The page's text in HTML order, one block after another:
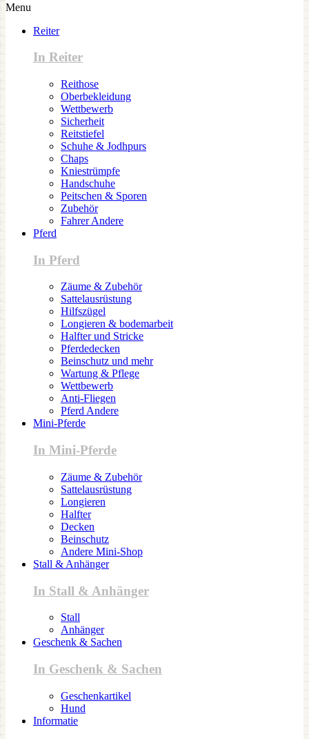
Menu
Reiter
In Reiter
Reithose
Oberbekleidung
Wettbewerb
Sicherheit
Reitstiefel
Schuhe & Jodhpurs
Chaps
Kniestrümpfe
Handschuhe
Peitschen & Sporen
Zubehör
Fahrer Andere
Pferd
In Pferd
Zäume & Zubehör
Sattelausrüstung
Hilfszügel
Longieren & bodemarbeit
Halfter und Stricke
Pferdedecken
Beinschutz und mehr
Wartung & Pflege
Wettbewerb
Anti-Fliegen
Pferd Andere
Mini-Pferde
In Mini-Pferde
Zäume & Zubehör
Sattelausrüstung
Longieren
Halfter
Decken
Beinschutz
Andere Mini-Shop
Stall & Anhänger
In Stall & Anhänger
Stall
Anhänger
Geschenk & Sachen
In Geschenk & Sachen
Geschenkartikel
Hund
Informatie